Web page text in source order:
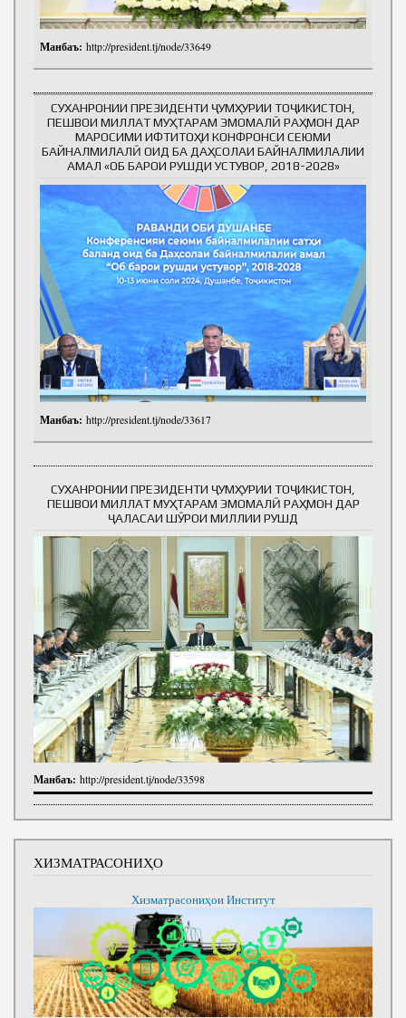
Манбаъ: http://president.tj/node/33649
СУХАНРОНИИ ПРЕЗИДЕНТИ ҶУМҲУРИИ ТОҶИКИСТОН,
ПЕШВОИ МИЛЛАТ МУҲТАРАМ ЭМОМАЛӢ РАҲМОН ДАР
МАРОСИМИ ИФТИТОҲИ КОНФРОНСИ СЕЮМИ
БАЙНАЛМИЛАЛӢ ОИД БА ДАҲСОЛАИ БАЙНАЛМИЛАЛИИ
АМАЛ «ОБ БАРОИ РУШДИ УСТУВОР, 2018-2028»
Манбаъ: http://president.tj/node/33617
СУХАНРОНИИ ПРЕЗИДЕНТИ ҶУМҲУРИИ ТОҶИКИСТОН,
ПЕШВОИ МИЛЛАТ МУҲТАРАМ ЭМОМАЛӢ РАҲМОН ДАР
ҶАЛАСАИ ШӮРОИ МИЛЛИИ РУШД
Манбаъ: http://president.tj/node/33598
ХИЗМАТРАСОНИҲО
Хизматрасониҳои Институт